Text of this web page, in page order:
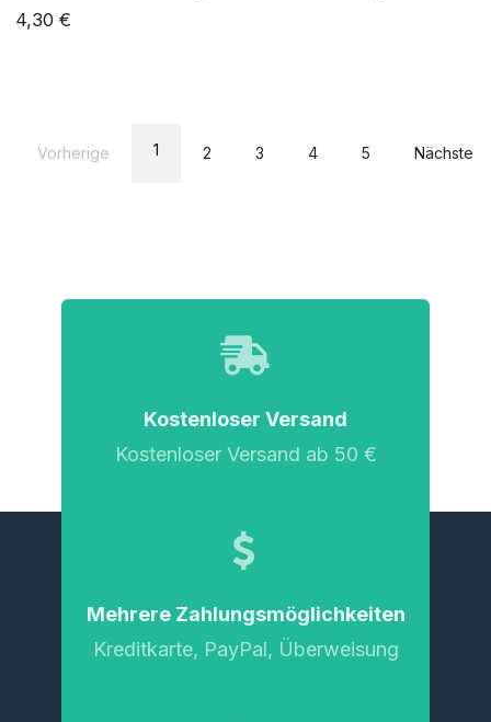
4,30 €
Vorherige 1 2 3 4 5 Nächste
Kostenloser Versand
Kostenloser Versand ab 50 €
Mehrere Zahlungsmöglichkeiten
Kreditkarte, PayPal, Überweisung